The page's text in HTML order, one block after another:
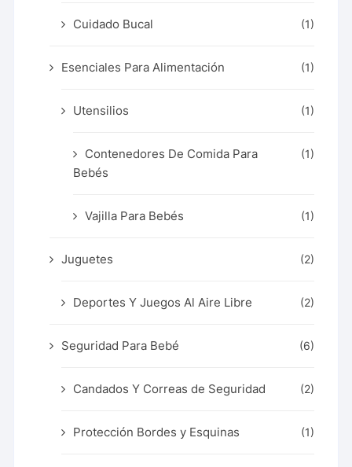
Cuidado Bucal (1)
Esenciales Para Alimentación (1)
Utensilios (1)
Contenedores De Comida Para
Bebés
(1)
Vajilla Para Bebés (1)
Juguetes (2)
Deportes Y Juegos Al Aire Libre (2)
Seguridad Para Bebé (6)
Candados Y Correas de Seguridad (2)
Protección Bordes y Esquinas (1)